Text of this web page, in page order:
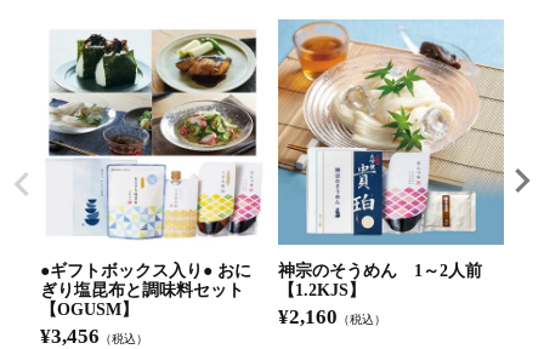
●ギフトボックス入り● おに
ぎり塩昆布と調味料セット
【OGUSM】
¥3,456 （税込）
神宗のそうめん 1～2人前
【1.2KJS】
¥2,160 （税込）